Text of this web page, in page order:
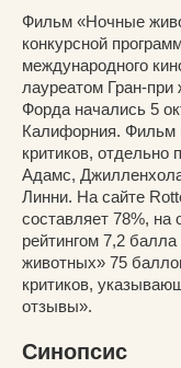
Фильм «Ночные
конкурсной
международного
лауреатом Гран-
Форда начались 5
Калифорния. Фильм
критиков,
Адамс,
Линни. На сайте
составляет 78%, на
рейтингом 7,2
животных» 75
критиков,
отзывы».
Синопсис